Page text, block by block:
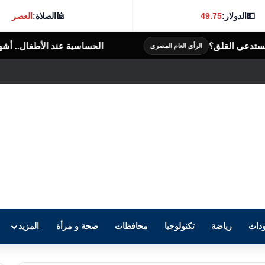
💵الدولار:49.75
🕌الصلاة:العصر
المصرى الحساسية عند الأطفال.. أشهر الأعراض وكيفية
رياضة تكنولوجيا محافظات صحة و مرأة المزيد